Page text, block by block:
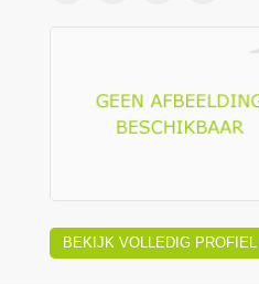
BEKIJK VOLLEDIG PROFIEL